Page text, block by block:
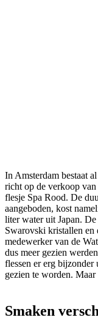
In Amsterdam bestaat
richt op de verkoop
flesje Spa Rood. De
aangeboden, kost
liter water uit Japan.
Swarovski kristallen en
medewerker van de
dus meer gezien
flessen er erg bijzonder
gezien te worden.
Smaken